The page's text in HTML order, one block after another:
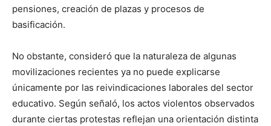
pensiones, creación de plazas y procesos de
basificación.
No obstante, consideró que la naturaleza de algunas
movilizaciones recientes ya no puede explicarse
únicamente por las reivindicaciones laborales del sector
educativo. Según señaló, los actos violentos observados
durante ciertas protestas reflejan una orientación distinta